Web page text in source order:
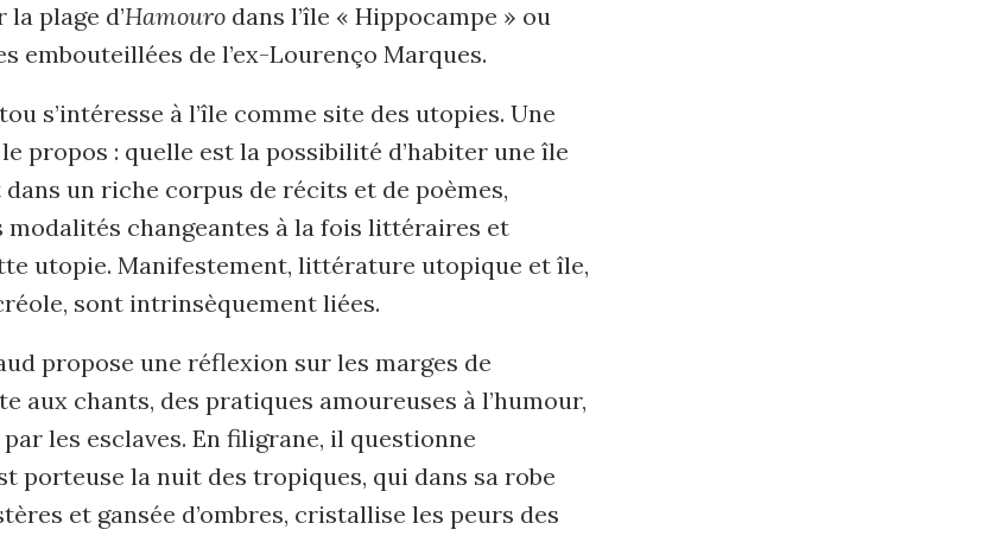
plage d’Hamouro dans l’île « Hippocampe » ou
embouteillées de l’ex-Lourenço Marques.
s’intéresse à l’île comme site des utopies. Une
propos : quelle est la possibilité d’habiter une île
un riche corpus de récits et de poèmes,
modalités changeantes à la fois littéraires et
utopie. Manifestement, littérature utopique et île,
sont intrinsèquement liées.
propose une réflexion sur les marges de
aux chants, des pratiques amoureuses à l’humour,
les esclaves. En filigrane, il questionne
porteuse la nuit des tropiques, qui dans sa robe
et gansée d’ombres, cristallise les peurs des